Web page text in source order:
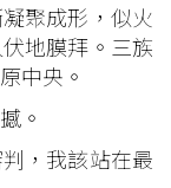
聚成形，似火
地膜拜。三族
中央。
。
，我該站在最